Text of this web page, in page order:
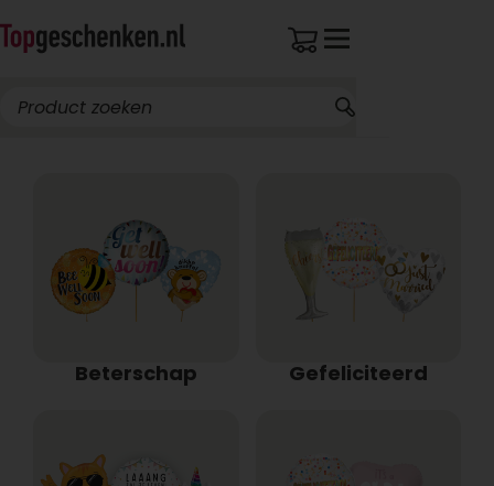
Beterschap Gefeliciteerd